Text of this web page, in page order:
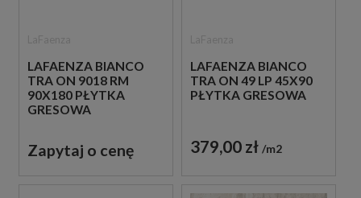
LAFAENZA BIANCO
TRA ON 9018 RM
90X180 PŁYTKA
GRESOWA
Zapytaj o cenę
LAFAENZA BIANCO
TRA ON 49 LP 45X90
PŁYTKA GRESOWA
379,00 zł m2